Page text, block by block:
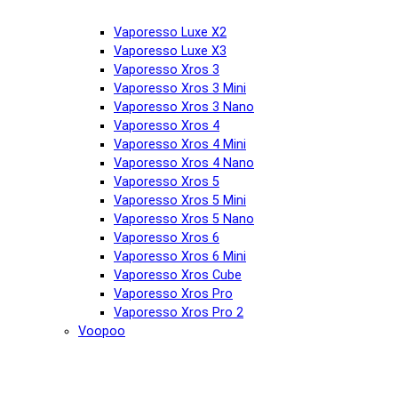
Vaporesso Luxe X2
Vaporesso Luxe X3
Vaporesso Xros 3
Vaporesso Xros 3 Mini
Vaporesso Xros 3 Nano
Vaporesso Xros 4
Vaporesso Xros 4 Mini
Vaporesso Xros 4 Nano
Vaporesso Xros 5
Vaporesso Xros 5 Mini
Vaporesso Xros 5 Nano
Vaporesso Xros 6
Vaporesso Xros 6 Mini
Vaporesso Xros Cube
Vaporesso Xros Pro
Vaporesso Xros Pro 2
Voopoo